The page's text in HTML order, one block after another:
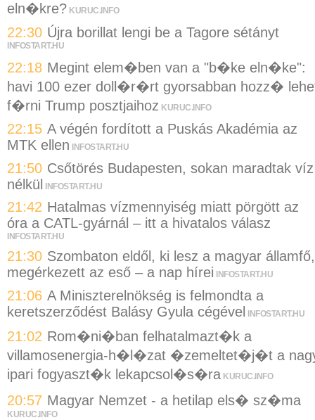
eln�kre? KURUC.INFO
22:30 Újra borillat lengi be a Tagore sétányt
INFOSTART.HU
22:18 Megint elem�ben van a "b�ke eln�ke":
havi 100 ezer doll�r�rt gyorsabban hozz�
f�rni Trump posztjaihoz KURUC.INFO
22:15 A végén fordított a Puskás Akadémia az
MTK ellen
INFOSTART.HU
21:50 Csőtörés Budapesten, sokan maradtak víz
nélkül
INFOSTART.HU
21:42 Hatalmas vízmennyiség miatt pörgött az
óra a CATL-gyárnál – itt a hivatalos válasz
INFOSTART.HU
21:30 Szombaton eldől, ki lesz a magyar államfő,
megérkezett az eső – a nap hírei
INFOSTART.HU
21:06 A Miniszterelnökség is felmondta a
keretszerződést Balásy Gyula cégével INFOSTART.HU
21:02 Rom�ni�ban felhatalmazt�k a
villamosenergia-h�l�zat �zemeltet�j�t a
ipari fogyaszt�k lekapcsol�s�ra KURUC.INFO
20:57 Magyar Nemzet - a hetilap els� sz�ma
KURUC.INFO